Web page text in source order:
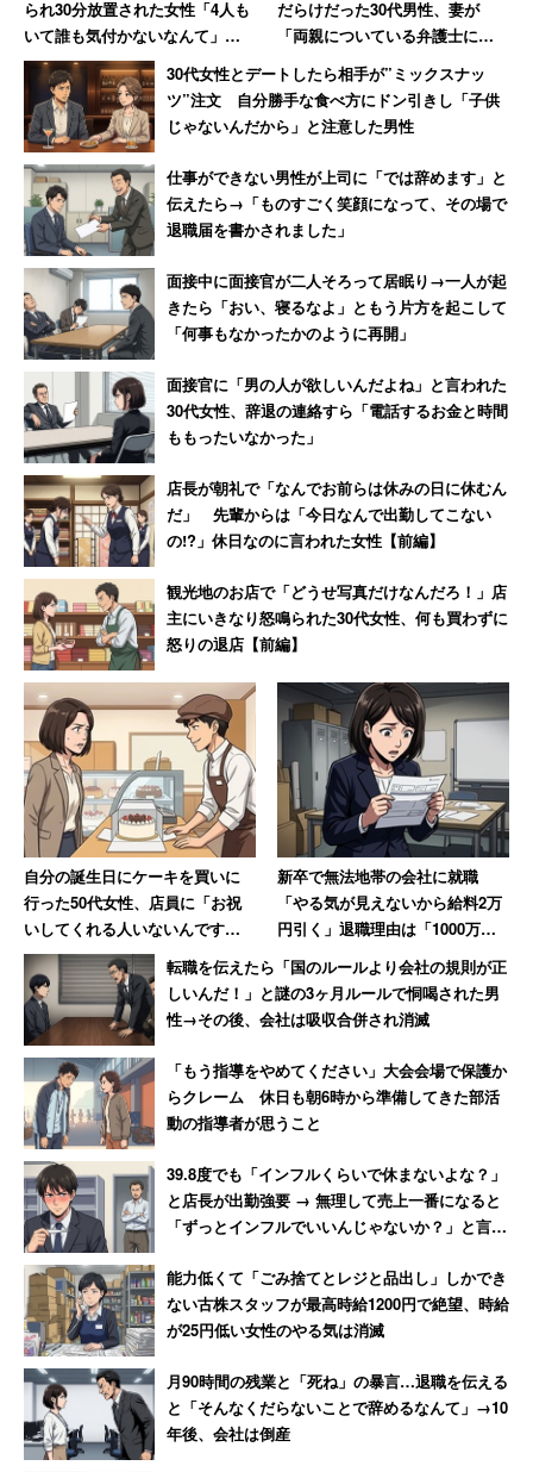
2位：サイゼリヤ
2位には低価格のイタリアンでお馴染みのレストランチェ
ーン・サイゼリヤが入った。同社の稼働店舗は国内外の合
計で1000店。特に”仕事のやりがい”（3.5点）”給与の満足
度”（3.3点）が高い。「福利厚生は充実していると思う。
住宅手当も出るため自費で払うのは一定額のみ、また異動
による引っ越し代金も負担してもらえる」（調理スタッ
フ 20代前半 女性）といった声が印象的だ。
「大きなチェーン店なだけあって福利厚生はしっか
りとしてありました。祭日手当などもありました」
（ホールスタッフ 20代前半 女性）
「入社して8年目に店長になりました。なかなか店長
に空きが出ないので、店長試験に合格してからも3年
ほど副店長をしていましたが、地道に店舗成績を上
げる努力をした結果が、ようやく実を結んだ形で
す。去年、結婚もしましたが問題があるとは思いま
せん」（店長 30代前半 女性）
＞＞サイゼリヤの働きやすさ・年収・残業の実態をもっと
見る
3位：ジョイフル
九州に地盤を持ち低価格ファミレス事業を展開するジョイ
フルは3位だった。突出して高い項目こそないがバランス
よく点を稼ぎ、「出産・育児に関わる会社の規定が変わ
り、子育てをしている社員（特にお母さん）の働く環境が
かなり改善されました。実際、私も2年間の産休・育休を
とった後復職しています。以前には無かった短時間勤務の
働き方が認められ、子供の年齢等に応じて、深夜勤務の免
除や子供の看護休暇が認められるようになりました」（財
務・会計関連職 30代前半 女性）など、労働問題への意
識の高さが伺える口コミが目立った。
「ここ数年、上司からも『絶対にサービス残業はす
るな！正しく勤務計上しろ！』と言われ続けている
為、働いた分についてはちゃんと勤務計上出来るよ
うになりました。勤務計上時間とPC操作時間につい
ても会社でチェックされているので、仮にサービス
られ30分放置された女性「4人も
いて誰も気付かないなんて」
→「絶対その店には行かない」
だらけだった30代男性、妻が
「両親についている弁護士に相
談しますね」と反撃した結果
30代女性とデートしたら相手が”ミックスナッ
ツ”注文 自分勝手な食べ方にドン引きし「子供
じゃないんだから」と注意した男性
仕事ができない男性が上司に「では辞めます」と
伝えたら→「ものすごく笑顔になって、その場で
退職届を書かされました」
面接中に面接官が二人そろって居眠り→一人が起
きたら「おい、寝るなよ」ともう片方を起こして
「何事もなかったかのように再開」
面接官に「男の人が欲しいんだよね」と言われた
30代女性、辞退の連絡すら「電話するお金と時間
ももったいなかった」
店長が朝礼で「なんでお前らは休みの日に休むん
だ」 先輩からは「今日なんで出勤してこない
の!?」休日なのに言われた女性【前編】
観光地のお店で「どうせ写真だけなんだろ！」店
主にいきなり怒鳴られた30代女性、何も買わずに
怒りの退店【前編】
自分の誕生日にケーキを買いに
行った50代女性、店員に「お祝
いしてくれる人いないんです
か？」と言われて絶句
新卒で無法地帯の会社に就職
「やる気が見えないから給料2万
円引く」退職理由は「1000万円
売り上げてボーナス6万円」だっ
た女性【後編】
転職を伝えたら「国のルールより会社の規則が正
しいんだ！」と謎の3ヶ月ルールで恫喝された男
性→その後、会社は吸収合併され消滅
「もう指導をやめてください」大会会場で保護か
らクレーム 休日も朝6時から準備してきた部活
動の指導者が思うこと
39.8度でも「インフルくらいで休まないよな？」
と店長が出勤強要 → 無理して売上一番になると
「ずっとインフルでいいんじゃないか？」と言わ
能力低くて「ごみ捨てとレジと品出し」しかでき
ない古株スタッフが最高時給1200円で絶望、時給
が25円低い女性のやる気は消滅
月90時間の残業と「死ね」の暴言…退職を伝える
と「そんなくだらないことで辞めるなんて」→10
年後、会社は倒産